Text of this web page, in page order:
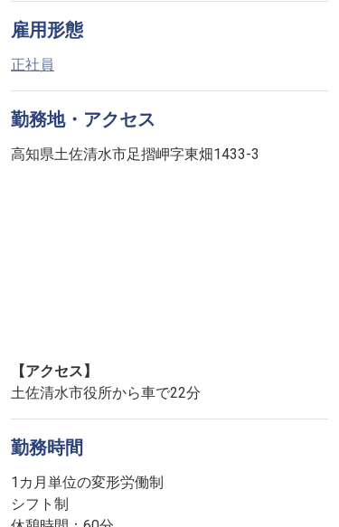
雇用形態
正社員
勤務地・アクセス
高知県土佐清水市足摺岬字東畑1433-3
【アクセス】
土佐清水市役所から車で22分
勤務時間
1カ月単位の変形労働制
シフト制